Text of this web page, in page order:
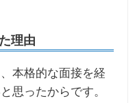
理由
本格的な面接を経
思ったからです。